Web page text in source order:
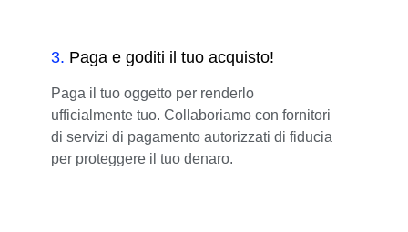
3. Paga e goditi il tuo acquisto!
Paga il tuo oggetto per renderlo
ufficialmente tuo. Collaboriamo con fornitori
di servizi di pagamento autorizzati di fiducia
per proteggere il tuo denaro.